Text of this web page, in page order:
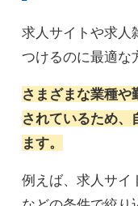
求人サイトや求人
つけるのに最適な
さまざまな業種や
されているため、
ます。
例えば、求人サイ